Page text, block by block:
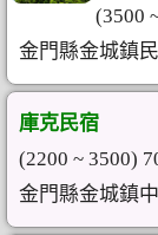
(3500
金門縣金城鎮
庫克民宿
(2200 ~ 3500)
金門縣金城鎮